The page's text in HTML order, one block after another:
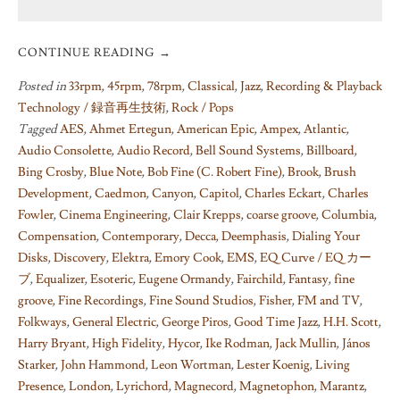
CONTINUE READING →
Posted in33rpm,45rpm,78rpm,Classical,Jazz,Recording & Playback
Technology / 録音再生技術,Rock / Pops
TaggedAES,Ahmet Ertegun,American Epic,Ampex,Atlantic,
Audio Consolette,Audio Record,Bell Sound Systems,Billboard,
Bing Crosby,Blue Note,Bob Fine (C. Robert Fine),Brook,Brush
Development,Caedmon,Canyon,Capitol,Charles Eckart,Charles
Fowler,Cinema Engineering,Clair Krepps,coarse groove,Columbia,
Compensation,Contemporary,Decca,Deemphasis,Dialing Your
Disks,Discovery,Elektra,Emory Cook,EMS,EQ Curve / EQ カー
ブ,Equalizer,Esoteric,Eugene Ormandy,Fairchild,Fantasy,fine
groove,Fine Recordings,Fine Sound Studios,Fisher,FM and TV,
Folkways,General Electric,George Piros,Good Time Jazz,H.H. Scott,
Harry Bryant,High Fidelity,Hycor,Ike Rodman,Jack Mullin,János
Starker,John Hammond,Leon Wortman,Lester Koenig,Living
Presence,London,Lyrichord,Magnecord,Magnetophon,Marantz,